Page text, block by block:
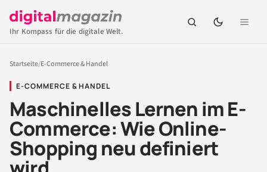
Ihr Kompass für die digitale Welt.
Startseite/E-Commerce & Handel
E-COMMERCE & HANDEL
Maschinelles Lernen im E-
Commerce: Wie Online-
Shopping neu definiert